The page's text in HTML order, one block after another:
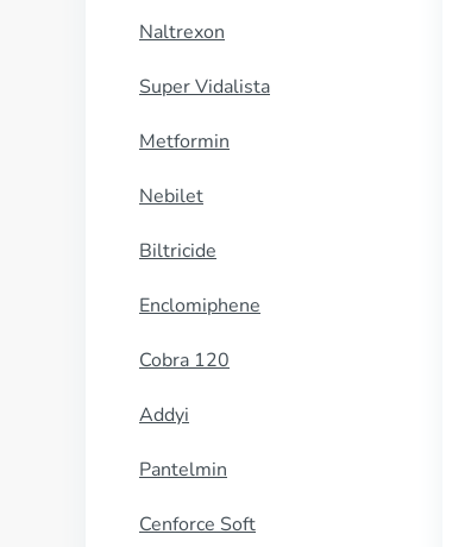
Naltrexon
Super Vidalista
Metformin
Nebilet
Biltricide
Enclomiphene
Cobra 120
Addyi
Pantelmin
Cenforce Soft